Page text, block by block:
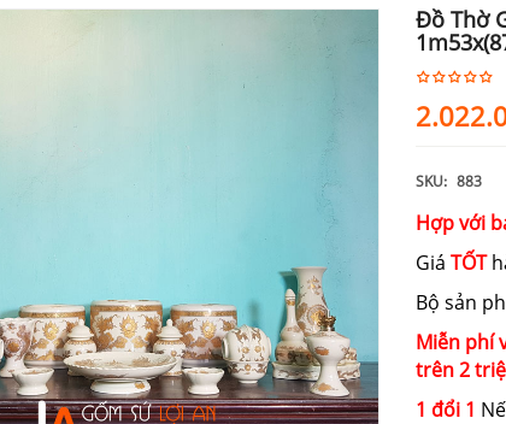
Đồ Thờ
SKU: 883
Hợp với
Giá TỐT
Bộ sản
Miễn phí
trên 2
1 đổi 1